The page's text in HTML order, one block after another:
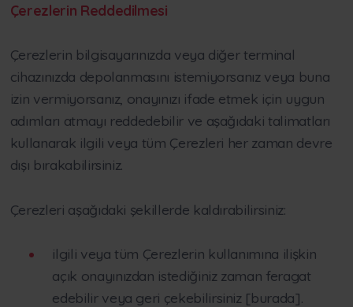
Çerezlerin Reddedilmesi
Çerezlerin bilgisayarınızda veya diğer terminal
cihazınızda depolanmasını istemiyorsanız veya buna
izin vermiyorsanız, onayınızı ifade etmek için uygun
adımları atmayı reddedebilir ve aşağıdaki talimatları
kullanarak ilgili veya tüm Çerezleri her zaman devre
dışı bırakabilirsiniz.
Çerezleri aşağıdaki şekillerde kaldırabilirsiniz:
ilgili veya tüm Çerezlerin kullanımına ilişkin
açık onayınızdan istediğiniz zaman feragat
edebilir veya geri çekebilirsiniz [burada].